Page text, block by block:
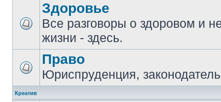
Здоровье
Все разговоры о здоровом и
жизни - здесь.
Право
Юриспруденция,
Креатив